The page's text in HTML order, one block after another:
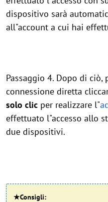
dispositivo sarà
all"account a cui hai
Passaggio 4. Dopo di ciò,
connessione diretta
solo clic per realizzare l"
effettuato l"accesso allo
due dispositivi.
★Consigli: